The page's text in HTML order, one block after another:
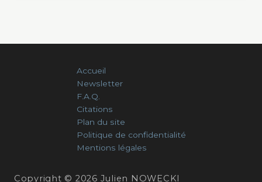
Accueil
Newsletter
F.A.Q.
Citations
Plan du site
Politique de confidentialité
Mentions légales
Copyright © 2026 Julien NOWECKI